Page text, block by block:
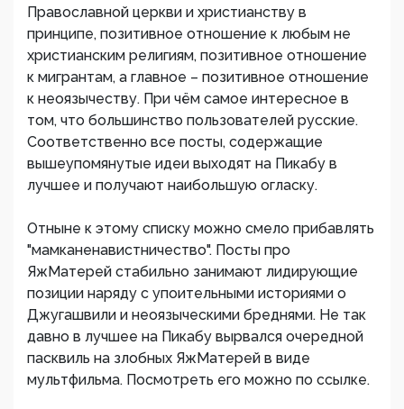
Православной церкви и христианству в
принципе, позитивное отношение к любым не
христианским религиям, позитивное отношение
к мигрантам, а главное – позитивное отношение
к неоязычеству. При чём самое интересное в
том, что большинство пользователей русские.
Соответственно все посты, содержащие
вышеупомянутые идеи выходят на Пикабу в
лучшее и получают наибольшую огласку.
Отныне к этому списку можно смело прибавлять
"мамканенавистничество". Посты про
ЯжМатерей стабильно занимают лидирующие
позиции наряду с упоительными историями о
Джугашвили и неоязыческими бреднями. Не так
давно в лучшее на Пикабу вырвался очередной
пасквиль на злобных ЯжМатерей в виде
мультфильма. Посмотреть его можно по ссылке.